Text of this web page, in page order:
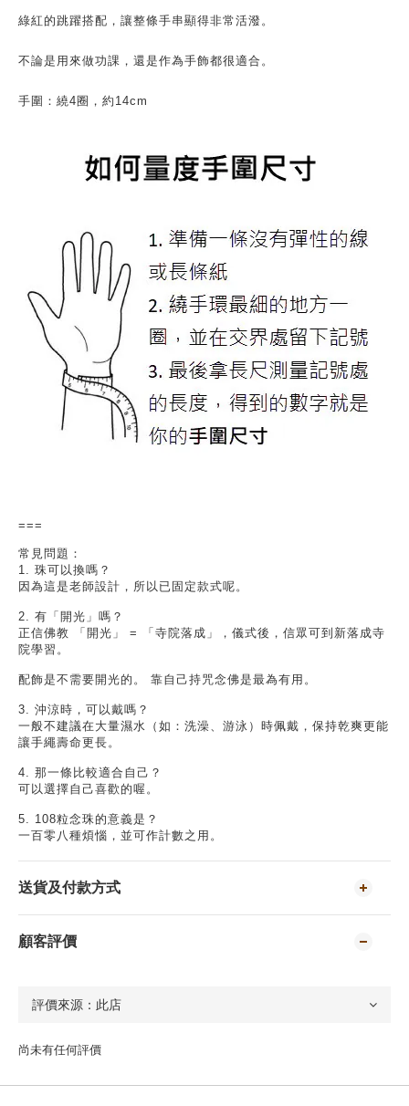
綠紅的跳躍搭配，讓整條手串顯得非常活潑。
不論是用來做功課，還是作為手飾都很適合。
手圍：繞4圈，約14cm
===
常見問題：
1. 珠可以換嗎？
因為這是老師設計，所以已固定款式呢。
2. 有「開光」嗎？
正信佛教
「開光」 =
「寺院落成」，儀式後，信眾可到新落成寺
院學習。
配飾是不需要開光的。 靠自己持咒念佛是最為有用。
3. 沖涼時，可以戴嗎？
一般不建議在大量濕水（如：洗澡、游泳）時佩戴，保持乾爽更能
讓手繩壽命更長。
4. 那一條比較適合自己？
可以選擇自己喜歡的喔。
5. 108粒念珠的意義是？
一百零八種煩惱，並可作計數之用。
送貨及付款方式
顧客評價
尚未有任何評價